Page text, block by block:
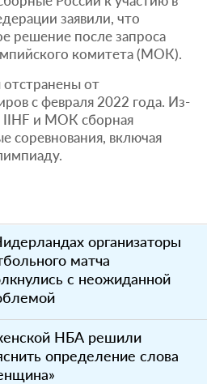
заявили, что
решение после запроса
комитета (МОК).
отстранены от
с февраля 2022 года. Из-
IIHF и МОК сборная
соревнования, включая
организаторы
матча
с неожиданной
НБА решили
определение слова